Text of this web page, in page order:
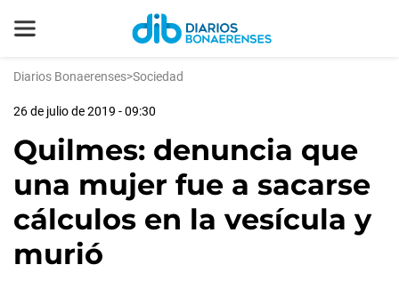
Diarios Bonaerenses>Sociedad
26 de julio de 2019 - 09:30
Quilmes: denuncia que
una mujer fue a sacarse
cálculos en la vesícula y
murió